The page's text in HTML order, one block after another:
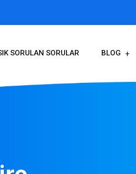
SORULAN SORULAR BLOG